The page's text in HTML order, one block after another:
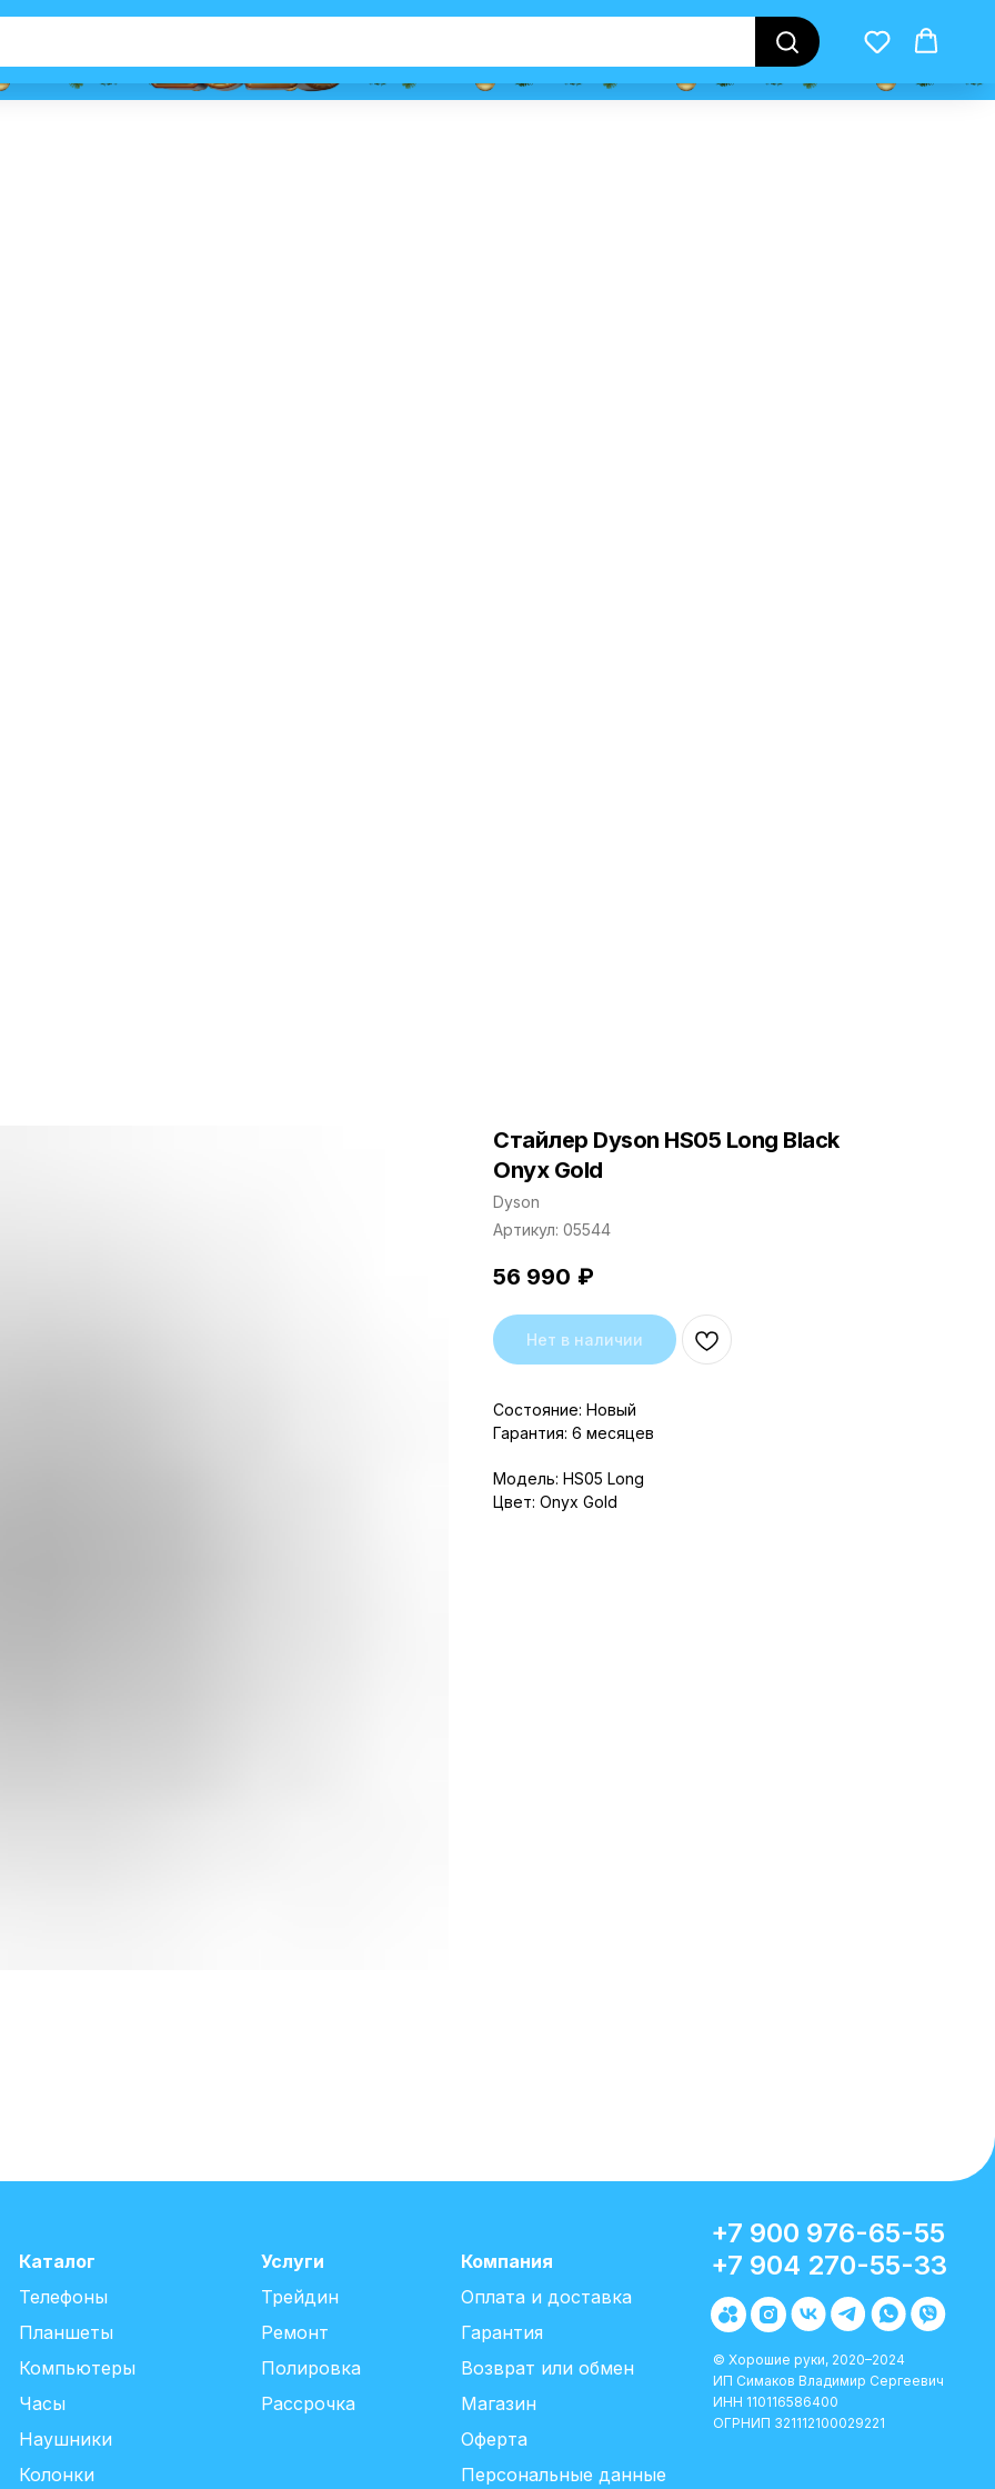
Стайлер Dyson HS05 Long Black
Onyx Gold
Dyson
Артикул: 05544
56 990 ₽
Нет в наличии
Состояние: Новый
Гарантия: 6 месяцев
Модель: HS05 Long
Цвет: Onyx Gold
Каталог
Услуги
Телефоны
Трейдин
Планшеты
Ремонт
Компьютеры
Полировка
Часы
Рассрочка
Наушники
Колонки
Магазин
Оферта
Персональные данные
Компания +7 904 270-55-33
© Хорошие руки, 2020–2024
ИП Симаков Владимир Сергеевич
ИНН 110116586400
ОГРНИП 321112100029221
Оплата и доставка
Возврат или обмен
Гарантия
+7 900 976-65-55